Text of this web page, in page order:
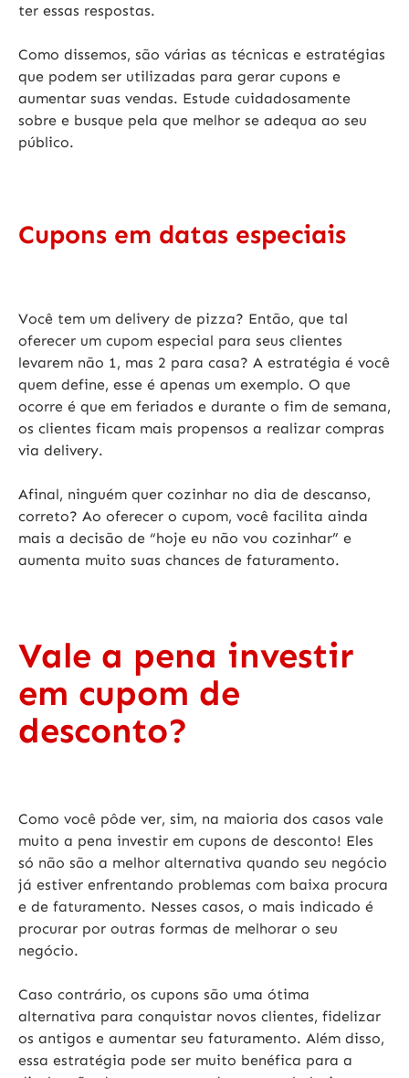
ter essas respostas.
Como dissemos, são várias as técnicas e estratégias
que podem ser utilizadas para gerar cupons e
aumentar suas vendas. Estude cuidadosamente
sobre e busque pela que melhor se adequa ao seu
público.
Cupons em datas especiais
Você tem um delivery de pizza? Então, que tal
oferecer um cupom especial para seus clientes
levarem não 1, mas 2 para casa? A estratégia é você
quem define, esse é apenas um exemplo. O que
ocorre é que em feriados e durante o fim de semana,
os clientes ficam mais propensos a realizar compras
via delivery.
Afinal, ninguém quer cozinhar no dia de descanso,
correto? Ao oferecer o cupom, você facilita ainda
mais a decisão de “hoje eu não vou cozinhar” e
aumenta muito suas chances de faturamento.
Vale a pena investir
em cupom de
desconto?
Como você pôde ver, sim, na maioria dos casos vale
muito a pena investir em cupons de desconto! Eles
só não são a melhor alternativa quando seu negócio
já estiver enfrentando problemas com baixa procura
e de faturamento. Nesses casos, o mais indicado é
procurar por outras formas de melhorar o seu
negócio.
Caso contrário, os cupons são uma ótima
alternativa para conquistar novos clientes, fidelizar
os antigos e aumentar seu faturamento. Além disso,
essa estratégia pode ser muito benéfica para a